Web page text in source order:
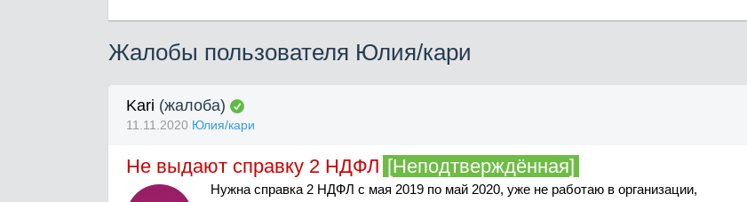
Жалобы пользователя Юлия/кари
Kari (жалоба)
11.11.2020 Юлия/кари
Не выдают справку 2 НДФЛ [Неподтверждённая]
Нужна справка 2 НДФЛ с мая 2019 по май 2020, уже не работаю в организации,